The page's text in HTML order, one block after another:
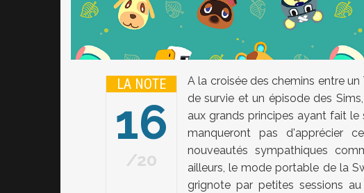
LA NOTE
16
20
A la croisée des chemins entre
de survie et un épisode des
aux grands principes ayant fait
manqueront pas d'apprécier
nouveautés sympathiques
ailleurs, le mode portable de la
grignote par petites sessions